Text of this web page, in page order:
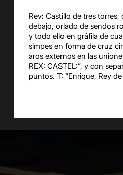
Rev: Castillo de tres torres,
debajo, orlado de sendos
y todo ello en gráfila de
simpes en forma de cruz
aros externos en las
REX: CASTEL:”, y con
puntos. T: “Enrique, Rey